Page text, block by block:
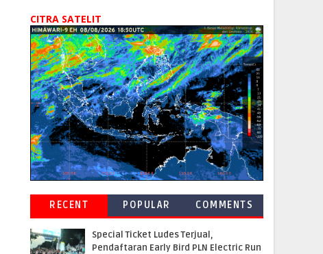
CITRA SATELIT
RECENT POPULAR COMMENTS
Special Ticket Ludes Terjual,
Pendaftaran Early Bird PLN Electric Run